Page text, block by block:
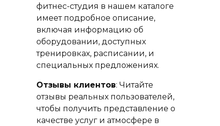
фитнес-студия в нашем каталоге
имеет подробное описание,
включая информацию об
оборудовании, доступных
тренировках, расписании, и
специальных предложениях.
Отзывы клиентов: Читайте
отзывы реальных пользователей,
чтобы получить представление о
качестве услуг и атмосфере в